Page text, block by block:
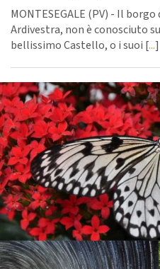
MONTESEGALE (PV) - Il
Ardivestra, non è conosciuto
bellissimo Castello, o i suoi [...]